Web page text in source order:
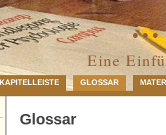
…
Eine
KAPITELLEISTE GLOSSAR
Glossar